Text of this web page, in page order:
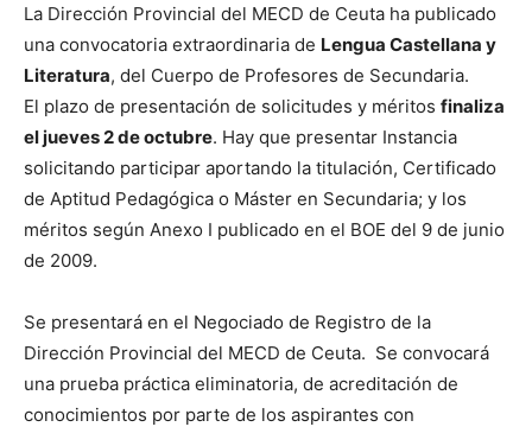
La Dirección Provincial del MECD de Ceuta ha publicado
una convocatoria extraordinaria de Lengua Castellana y
Literatura, del Cuerpo de Profesores de Secundaria.
El plazo de presentación de solicitudes y méritos finaliza
el jueves 2 de octubre. Hay que presentar Instancia
solicitando participar aportando la titulación, Certificado
de Aptitud Pedagógica o Máster en Secundaria; y los
méritos según Anexo I publicado en el BOE del 9 de junio
de 2009.
Se presentará en el Negociado de Registro de la
Dirección Provincial del MECD de Ceuta. Se convocará
una prueba práctica eliminatoria, de acreditación de
conocimientos por parte de los aspirantes con